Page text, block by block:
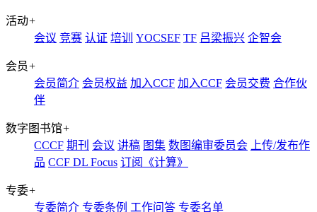
活动+
会议 竞赛 认证 培训 YOCSEF TF 吕梁振兴 企智会
会员+
会员简介 会员权益 加入CCF 加入CCF 会员交费 合作伙
伴
数字图书馆+
CCCF 期刊 会议 讲稿 图集 数图编审委员会 上传/发布作
品 CCF DL Focus 订阅《计算》
专委+
专委简介 专委条例 工作问答 专委名单